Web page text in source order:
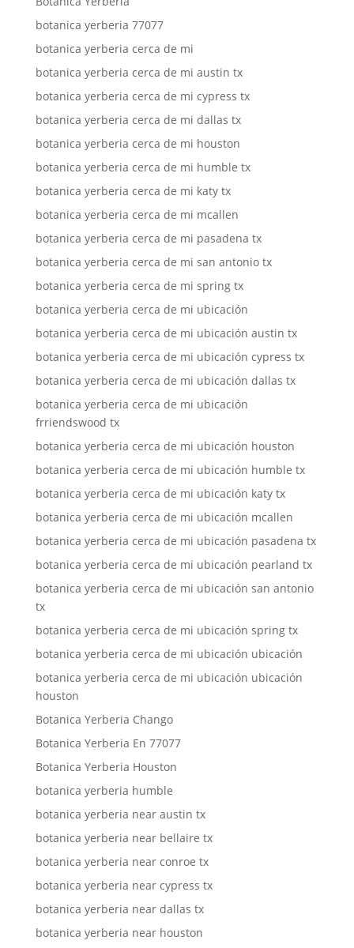
botanica yerberia 77077
botanica yerberia cerca de mi
botanica yerberia cerca de mi austin tx
botanica yerberia cerca de mi cypress tx
botanica yerberia cerca de mi dallas tx
botanica yerberia cerca de mi houston
botanica yerberia cerca de mi humble tx
botanica yerberia cerca de mi katy tx
botanica yerberia cerca de mi mcallen
botanica yerberia cerca de mi pasadena tx
botanica yerberia cerca de mi san antonio tx
botanica yerberia cerca de mi spring tx
botanica yerberia cerca de mi ubicación
botanica yerberia cerca de mi ubicación austin tx
botanica yerberia cerca de mi ubicación cypress tx
botanica yerberia cerca de mi ubicación dallas tx
botanica yerberia cerca de mi ubicación
frriendswood tx
botanica yerberia cerca de mi ubicación houston
botanica yerberia cerca de mi ubicación humble tx
botanica yerberia cerca de mi ubicación katy tx
botanica yerberia cerca de mi ubicación mcallen
botanica yerberia cerca de mi ubicación pasadena tx
botanica yerberia cerca de mi ubicación pearland tx
botanica yerberia cerca de mi ubicación san antonio
tx
botanica yerberia cerca de mi ubicación spring tx
botanica yerberia cerca de mi ubicación ubicación
botanica yerberia cerca de mi ubicación ubicación
houston
Botanica Yerberia Chango
Botanica Yerberia En 77077
Botanica Yerberia Houston
botanica yerberia humble
botanica yerberia near austin tx
botanica yerberia near bellaire tx
botanica yerberia near conroe tx
botanica yerberia near cypress tx
botanica yerberia near dallas tx
botanica yerberia near houston